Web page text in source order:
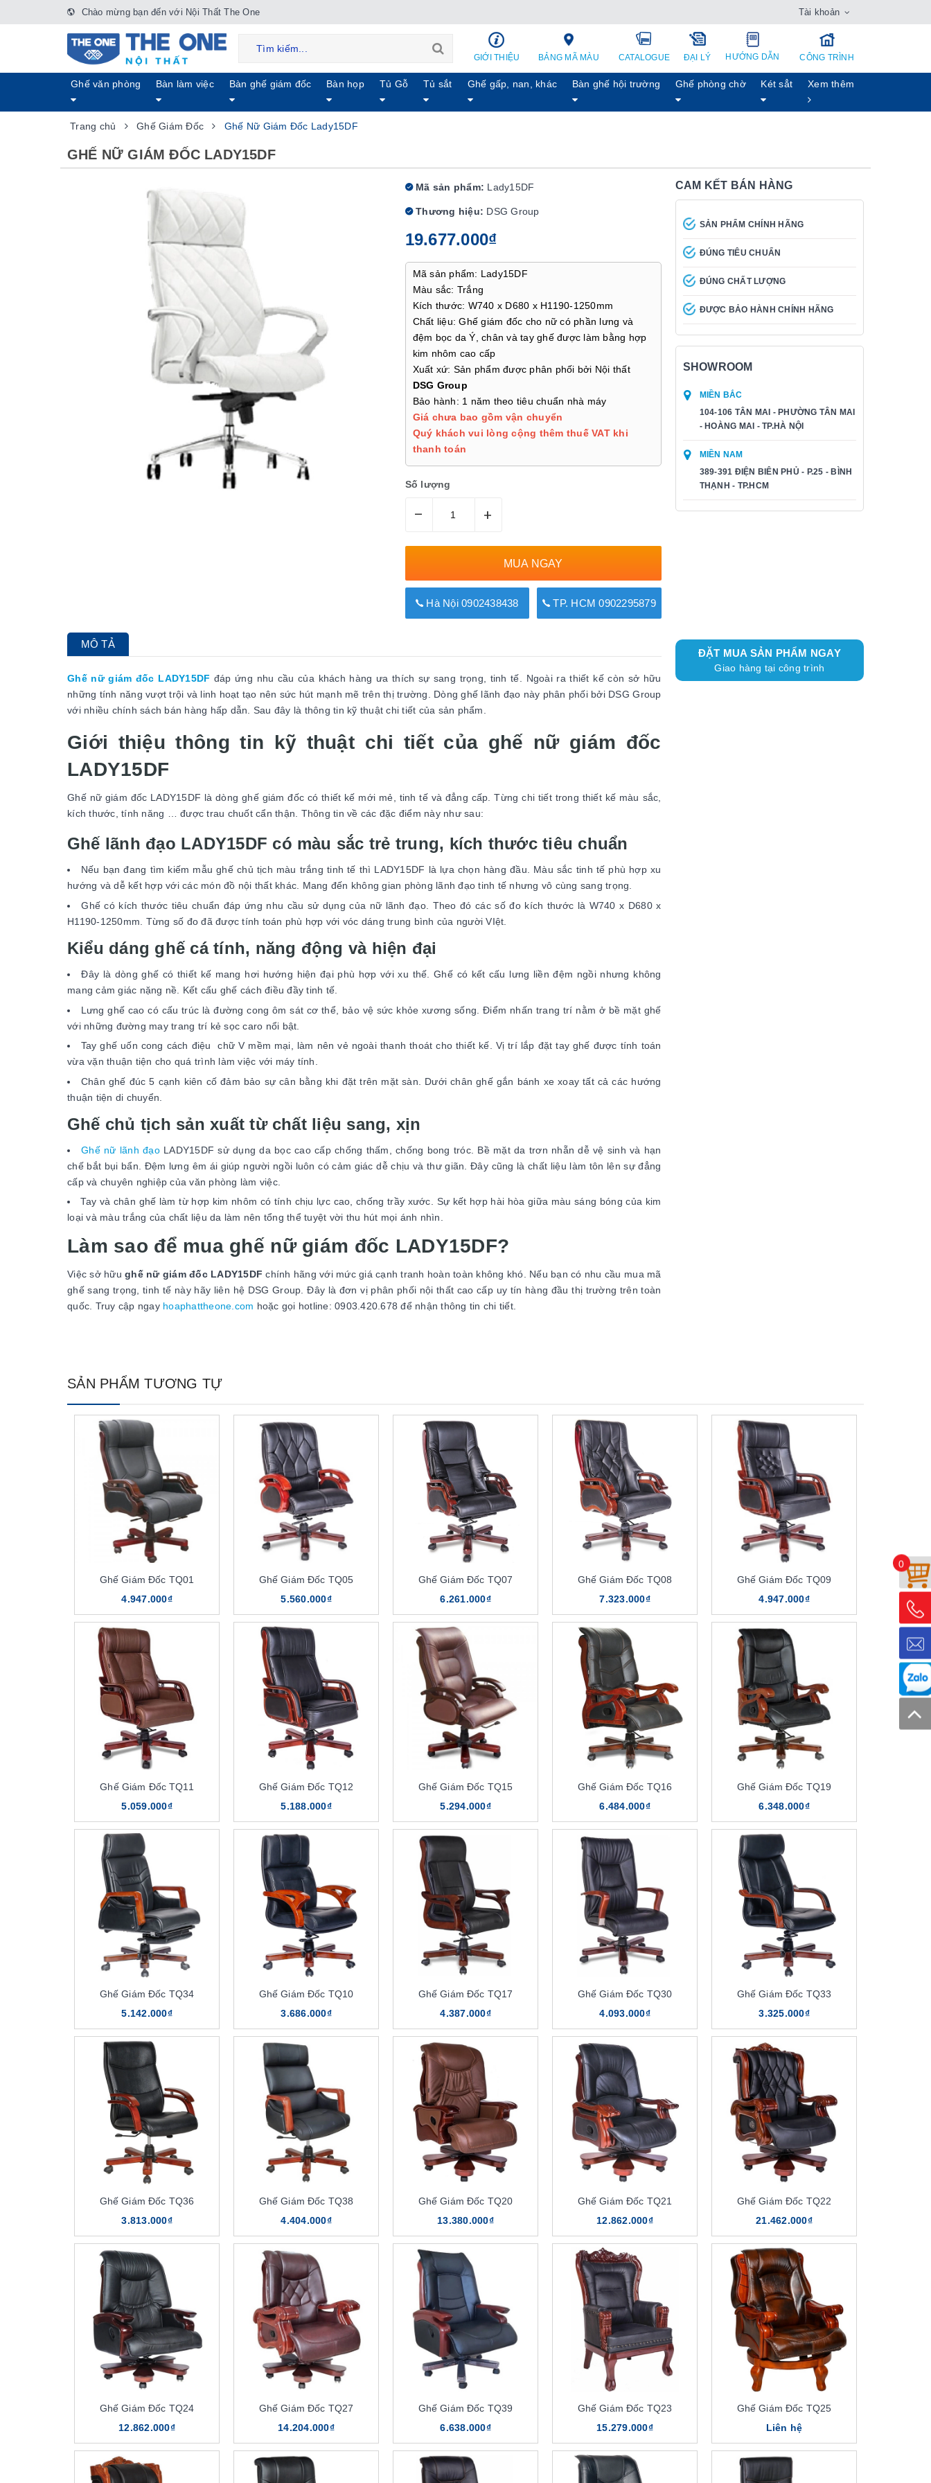
Chào mừng bạn đến với Nội Thất The One Tài khoản
GIỚI THIỆU BẢNG MÃ MÀU CATALOGUE ĐẠI LÝ HƯỚNG DẪN CÔNG TRÌNH
Ghế văn phòng Bàn làm việc Bàn ghế giám đốc Bàn họp Tủ Gỗ Tủ sắt Ghế gấp, nan, khác Bàn ghế hội trường Ghế phòng chờ Két sẳt Xem thêm
Trang chủ Ghế Giám Đốc Ghế Nữ Giám Đốc Lady15DF
GHẾ NỮ GIÁM ĐỐC LADY15DF
Mã sản phẩm: Lady15DF
Thương hiệu: DSG Group
19.677.000₫
Mã sản phẩm: Lady15DF
Màu sắc: Trắng
Kích thước: W740 x D680 x H1190-1250mm
Chất liệu: Ghế giám đốc cho nữ có phần lưng và
đệm bọc da Ý, chân và tay ghế được làm bằng hợp
kim nhôm cao cấp
Xuất xứ: Sản phẩm được phân phối bởi Nội thất
DSG Group
Bảo hành: 1 năm theo tiêu chuẩn nhà máy
Giá chưa bao gồm vận chuyển
Quý khách vui lòng cộng thêm thuế VAT khi
thanh toán
Số lượng
– +
MUA NGAY
Hà Nội 0902438438 TP. HCM 0902295879
CAM KẾT BÁN HÀNG
SẢN PHẨM CHÍNH HÃNG
ĐÚNG TIÊU CHUẨN
ĐÚNG CHẤT LƯỢNG
ĐƯỢC BẢO HÀNH CHÍNH HÃNG
SHOWROOM
MIỀN BẮC
104-106 TÂN MAI - PHƯỜNG TÂN MAI
- HOÀNG MAI - TP.HÀ NỘI
MIỀN NAM
389-391 ĐIỆN BIÊN PHỦ - P.25 - BÌNH
THẠNH - TP.HCM
MÔ TẢ
Ghế nữ giám đốc LADY15DF đáp ứng nhu cầu của khách hàng ưa thích sự sang trọng, tinh tế. Ngoài ra thiết kế còn sở hữu
những tính năng vượt trội và linh hoạt tạo nên sức hút mạnh mẽ trên thị trường. Dòng ghế lãnh đạo này phân phối bởi DSG Group
với nhiều chính sách bán hàng hấp dẫn. Sau đây là thông tin kỹ thuật chi tiết của sản phẩm.
Giới thiệu thông tin kỹ thuật chi tiết của ghế nữ giám đốc
LADY15DF
Ghế nữ giám đốc LADY15DF là dòng ghế giám đốc có thiết kế mới mẻ, tinh tế và đẳng cấp. Từng chi tiết trong thiết kế màu sắc,
kích thước, tính năng … được trau chuốt cẩn thận. Thông tin về các đặc điểm này như sau:
Ghế lãnh đạo LADY15DF có màu sắc trẻ trung, kích thước tiêu chuẩn
Nếu bạn đang tìm kiếm mẫu ghế chủ tịch màu trắng tinh tế thì LADY15DF là lựa chọn hàng đầu. Màu sắc tinh tế phù hợp xu
hướng và dễ kết hợp với các món đồ nội thất khác. Mang đến không gian phòng lãnh đạo tinh tế nhưng vô cùng sang trọng.
Ghế có kích thước tiêu chuẩn đáp ứng nhu cầu sử dụng của nữ lãnh đạo. Theo đó các số đo kích thước là W740 x D680 x
H1190-1250mm. Từng số đo đã được tính toán phù hợp với vóc dáng trung bình của người VIệt.
Kiểu dáng ghế cá tính, năng động và hiện đại
Đây là dòng ghế có thiết kế mang hơi hướng hiện đại phù hợp với xu thế. Ghế có kết cấu lưng liền đệm ngồi nhưng không
mang cảm giác nặng nề. Kết cấu ghế cách điều đầy tinh tế.
Lưng ghế cao có cấu trúc là đường cong ôm sát cơ thể, bảo vệ sức khỏe xương sống. Điểm nhấn trang trí nằm ở bề mặt ghế
với những đường may trang trí kẻ sọc caro nổi bật.
Tay ghế uốn cong cách điệu chữ V mềm mại, làm nên vẻ ngoài thanh thoát cho thiết kế. Vị trí lắp đặt tay ghế được tính toán
vừa vặn thuận tiện cho quá trình làm việc với máy tính.
Chân ghế đúc 5 cạnh kiên cố đảm bảo sự cân bằng khi đặt trên mặt sàn. Dưới chân ghế gắn bánh xe xoay tất cả các hướng
thuận tiện di chuyển.
Ghế chủ tịch sản xuất từ chất liệu sang, xịn
Ghế nữ lãnh đạoLADY15DF sử dụng da bọc cao cấp chống thấm, chống bong tróc. Bề mặt da trơn nhẵn dễ vệ sinh và hạn
chế bắt bụi bẩn. Đệm lưng êm ái giúp người ngồi luôn có cảm giác dễ chịu và thư giãn. Đây cũng là chất liệu làm tôn lên sự đẳng
cấp và chuyên nghiệp của văn phòng làm việc.
Tay và chân ghế làm từ hợp kim nhôm có tính chịu lực cao, chống trầy xước. Sự kết hợp hài hòa giữa màu sáng bóng của kim
loại và màu trắng của chất liệu da làm nên tổng thể tuyệt vời thu hút mọi ánh nhìn.
Làm sao để mua ghế nữ giám đốc LADY15DF?
Việc sở hữughế nữ giám đốc LADY15DFchính hãng với mức giá cạnh tranh hoàn toàn không khó. Nếu bạn có nhu cầu mua mã
ghế sang trọng, tinh tế này hãy liên hệ DSG Group. Đây là đơn vị phân phối nội thất cao cấp uy tín hàng đầu thị trường trên toàn
quốc. Truy cập ngay hoaphattheone.com hoặc gọi hotline: 0903.420.678 để nhận thông tin chi tiết.
ĐẶT MUA SẢN PHẨM NGAY
Giao hàng tại công trình
SẢN PHẨM TƯƠNG TỰ
Ghế Giám Đốc TQ01
4.947.000₫
Ghế Giám Đốc TQ05
5.560.000₫
Ghế Giám Đốc TQ07
6.261.000₫
Ghế Giám Đốc TQ08
7.323.000₫
Ghế Giám Đốc TQ09
4.947.000₫
Ghế Giám Đốc TQ11
5.059.000₫
Ghế Giám Đốc TQ12
5.188.000₫
Ghế Giám Đốc TQ15
5.294.000₫
Ghế Giám Đốc TQ16
6.484.000₫
Ghế Giám Đốc TQ19
6.348.000₫
Ghế Giám Đốc TQ34
5.142.000₫
Ghế Giám Đốc TQ10
3.686.000₫
Ghế Giám Đốc TQ17
4.387.000₫
Ghế Giám Đốc TQ30
4.093.000₫
Ghế Giám Đốc TQ33
3.325.000₫
Ghế Giám Đốc TQ36
3.813.000₫
Ghế Giám Đốc TQ38
4.404.000₫
Ghế Giám Đốc TQ20
13.380.000₫
Ghế Giám Đốc TQ21
12.862.000₫
Ghế Giám Đốc TQ22
21.462.000₫
Ghế Giám Đốc TQ24
12.862.000₫
Ghế Giám Đốc TQ27
14.204.000₫
Ghế Giám Đốc TQ39
6.638.000₫
Ghế Giám Đốc TQ23
15.279.000₫
Ghế Giám Đốc TQ25
Liên hệ
0